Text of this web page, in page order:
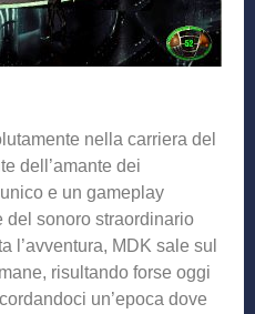
nella carriera del
dell’amante dei
e un gameplay
del sonoro straordinario
l’avventura, MDK sale sul
risultando forse oggi
un’epoca dove